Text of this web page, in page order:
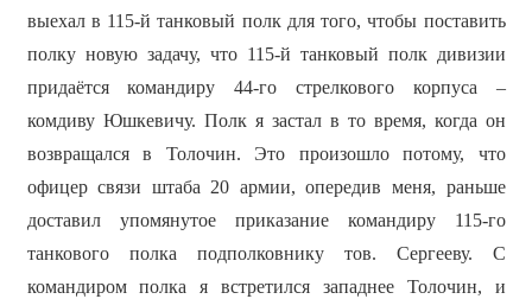
выехал в 115-й танковый полк для того, чтобы поставить
полку новую задачу, что 115-й танковый полк дивизии
придаётся командиру 44-го стрелкового корпуса –
комдиву Юшкевичу. Полк я застал в то время, когда он
возвращался в Толочин. Это произошло потому, что
офицер связи штаба 20 армии, опередив меня, раньше
доставил упомянутое приказание командиру 115-го
танкового полка подполковнику тов. Сергееву. С
командиром полка я встретился западнее Толочин, и